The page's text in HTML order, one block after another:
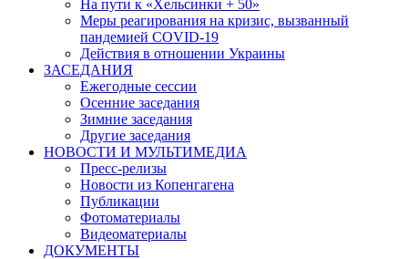
На пути к «Хельсинки + 50»
Меры реагирования на кризис, вызванный
пандемией COVID-19
Действия в отношении Украины
ЗАСЕДАНИЯ
Ежегодные сессии
Осенние заседания
Зимние заседания
Другие заседания
НОВОСТИ И МУЛЬТИМЕДИА
Пресс-релизы
Новости из Копенгагена
Публикации
Фотоматериалы
Видеоматериалы
ДОКУМЕНТЫ